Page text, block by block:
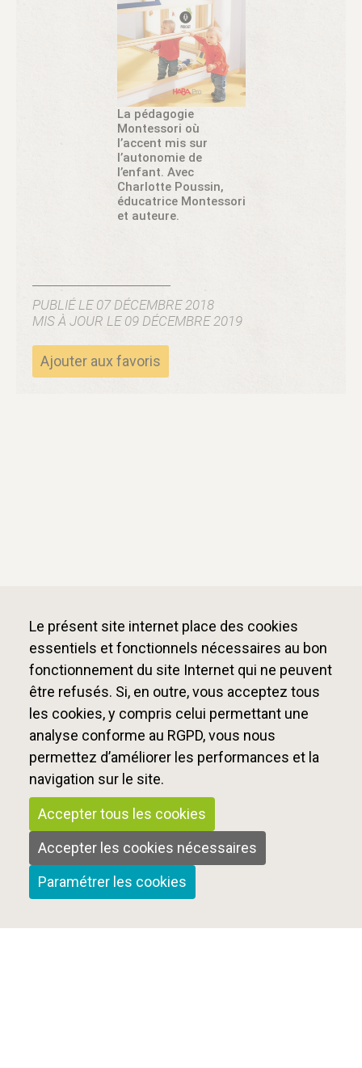
Le présent site internet place des cookies
essentiels et fonctionnels nécessaires au bon
fonctionnement du site Internet qui ne peuvent
être refusés. Si, en outre, vous acceptez tous
les cookies, y compris celui permettant une
analyse conforme au RGPD, vous nous
permettez d’améliorer les performances et la
navigation sur le site.
Accepter tous les cookies
Accepter les cookies nécessaires
Paramétrer les cookies
La pédagogie
Montessori où
l’accent mis sur
l’autonomie de
l’enfant. Avec
Charlotte Poussin,
éducatrice Montessori
et auteure.
PUBLIÉ LE 07 DÉCEMBRE 2018
MIS À JOUR LE 09 DÉCEMBRE 2019
Ajouter aux favoris